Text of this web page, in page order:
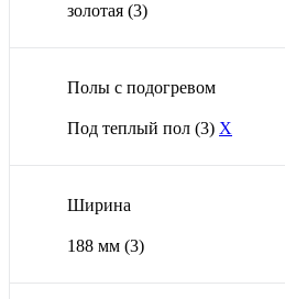
золотая (3)
Полы с подогревом
Под теплый пол (3) X
Ширина
188 мм (3)